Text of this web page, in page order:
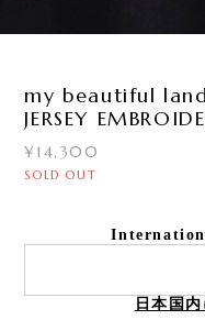
my beautiful
JERSEY
¥14,300
SOLD OUT
日本国